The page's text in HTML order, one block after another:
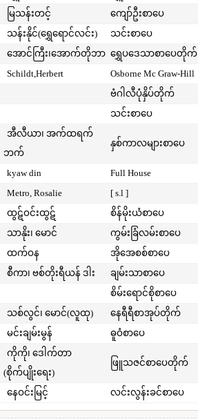
မြသန်းတင့် ကျော်ဦးစာပေ
သန်းနိုင်(ရွှေရောင်လင်း) သင်းစာပေ
အောင်ကြီး၊အောက်တိုဘာ ရွှေပဒေသာစာပေတိုက်
Schildt,Herbert Osborne Mc Graw-Hill
ဗံဂါလီပုံနှိပ်တိုက်
သင်းစာပေ
အီလီယာ၊ အက်ထရက်
ဘက်
နှစ်ကာလများစာပေ
kyaw din Full House
Metro, Rosalie [ s.l ]
ထွဋ်ဝင်းထွဋ် စိန်မိုးယံစာပေ
သာနိုး၊ မောင် ကွမ်းခြံလမ်းစာပေ
ထက်ဝန အိုအေစစ်စာပေ
စီကာ၊ ဗစ်တိုးရီယန် ဒါး ချမ်းသာစာပေ
စိမ်းရောင်စိုစာပေ
သစ်လွင်၊ မောင်(လူထု) နေရီရီစာအုပ်တိုက်
မင်းချမ်းမွန် ဓူဝံစာပေ
ကိုကို၊ ဒေါက်တာ
(စိုက်ပျိုးရေး)
ဖြူသဇင်စာပေတိုက်
နေဝင်းမြင့် လင်းလွန်းခင်စာပေ